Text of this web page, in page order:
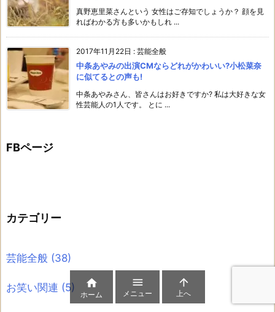
真野恵里菜さんという 女性はご存知でしょうか？ 顔を見
ればわかる方も多いかもしれ ...
2017年11月22日 : 芸能全般
中条あやみの出演CMならどれがかわいい?小松菜奈
に似てるとの声も!
中条あやみさん、皆さんはお好きですか? 私は大好きな女
性芸能人の1人です。 とに ...
FBページ
カテゴリー
芸能全般 (38)
お笑い関連 (5) 
ホーム

メニュー

上へ